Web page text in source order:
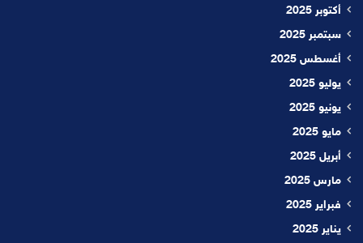
أكتوبر 2025
سبتمبر 2025
أغسطس 2025
يوليو 2025
يونيو 2025
مايو 2025
أبريل 2025
مارس 2025
فبراير 2025
يناير 2025